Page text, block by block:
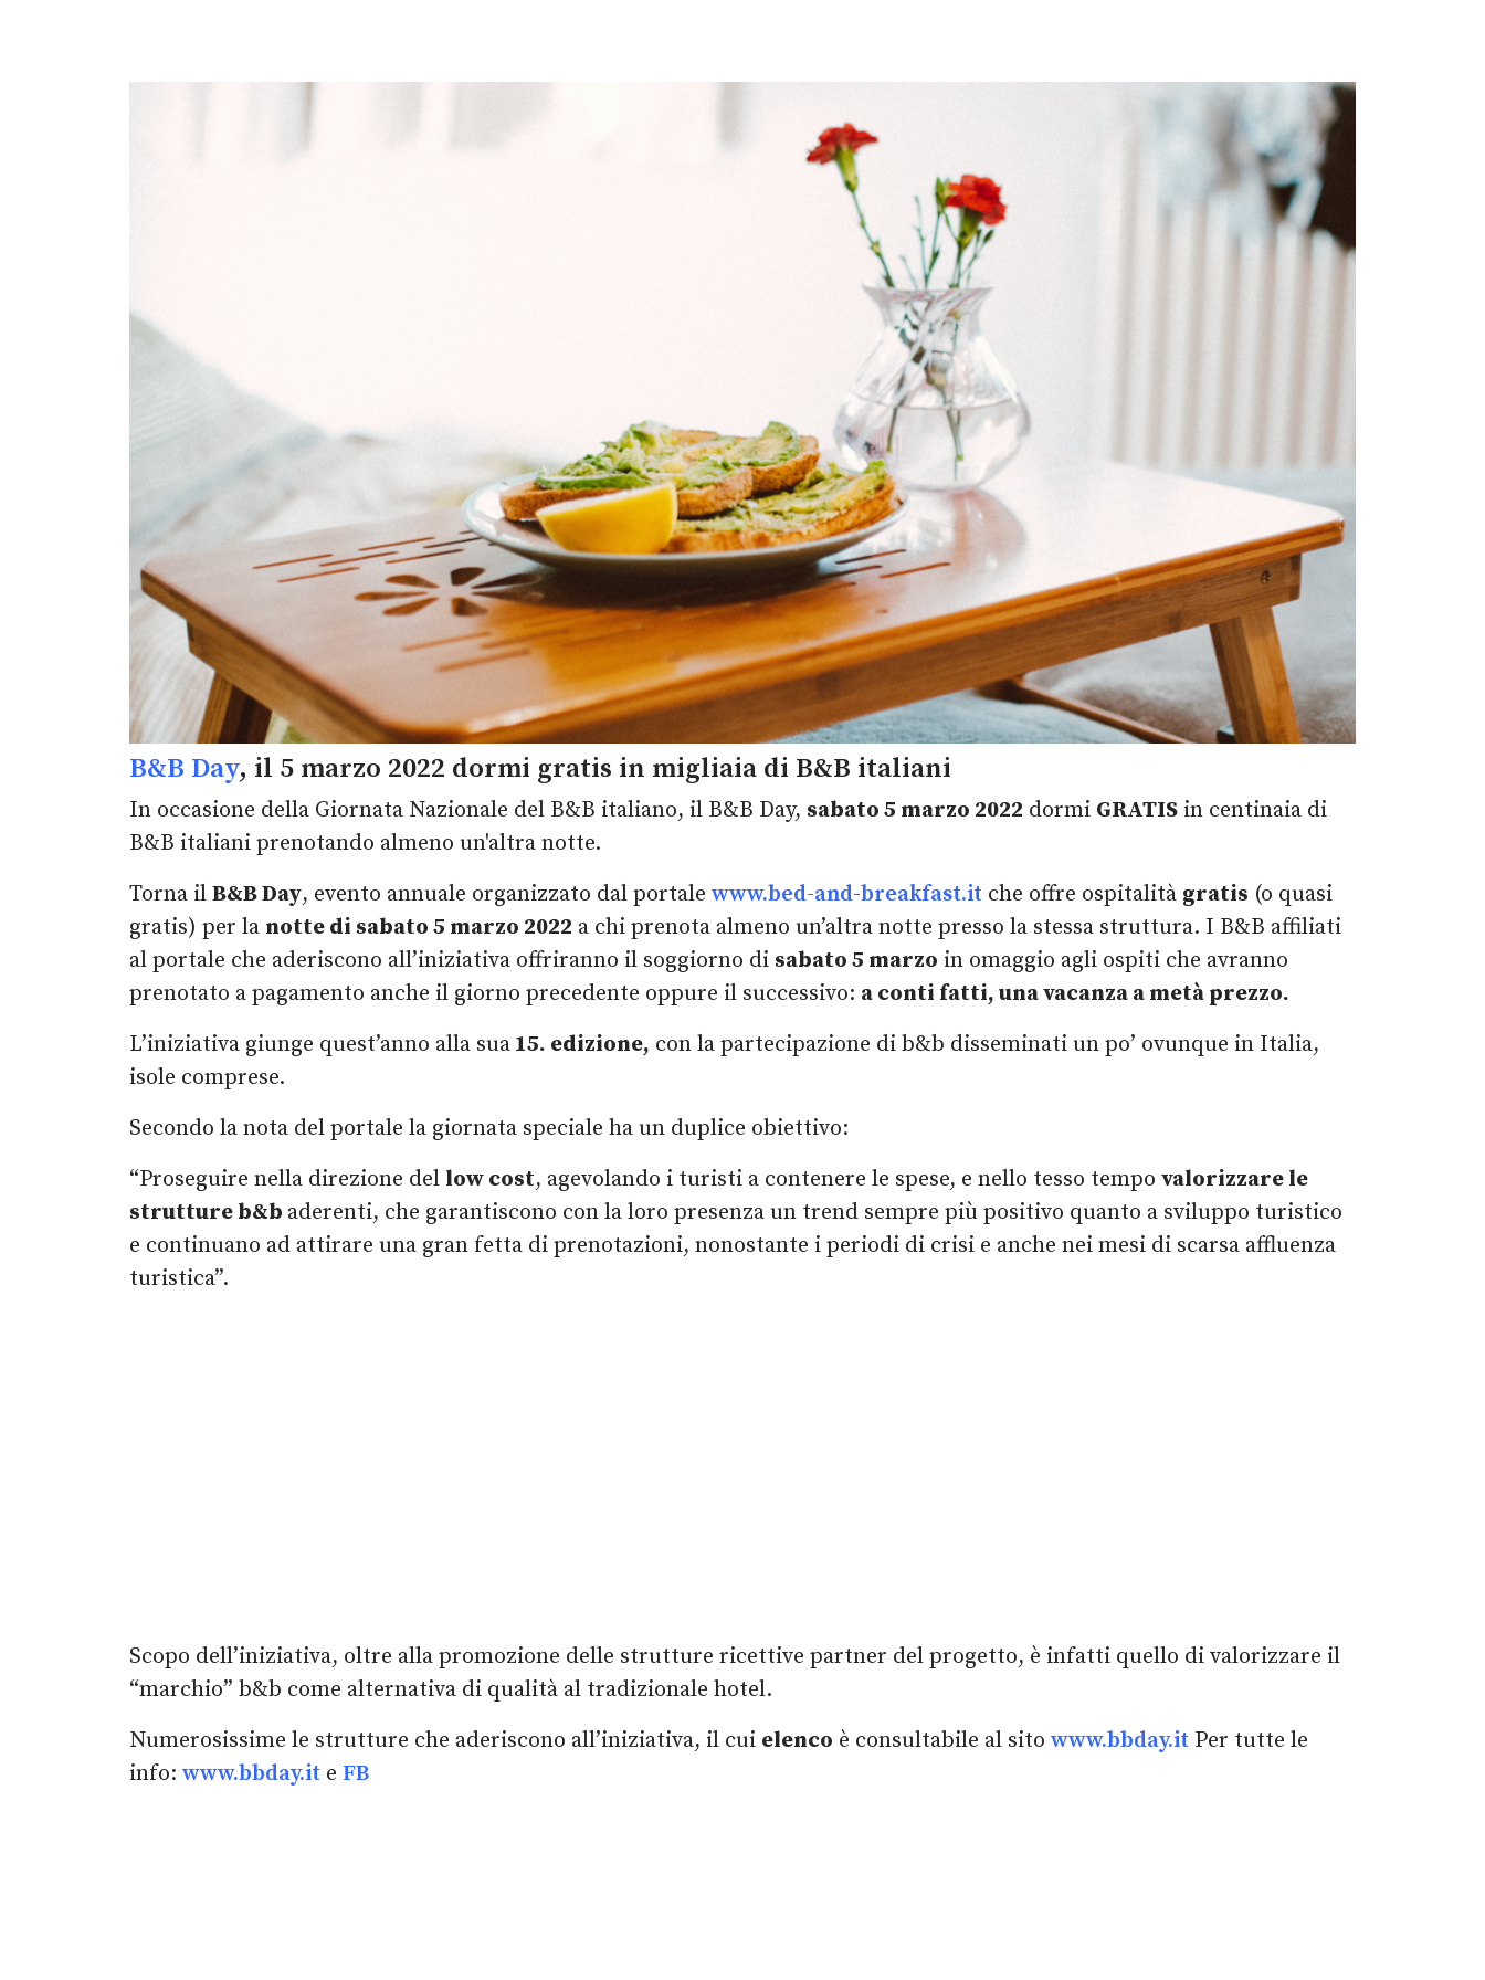
B&B Day, il 5 marzo 2022 dormi gratis in migliaia di B&B italiani
In occasione della Giornata Nazionale del B&B italiano, il B&B Day, sabato 5 marzo 2022 dormi GRATIS in centinaia di
B&B italiani prenotando almeno un'altra notte.
Torna il B&B Day, evento annuale organizzato dal portale www.bed-and-breakfast.it che offre ospitalità gratis (o quasi
gratis) per la notte di sabato 5 marzo 2022 a chi prenota almeno un’altra notte presso la stessa struttura. I B&B affiliati
al portale che aderiscono all’iniziativa offriranno il soggiorno di sabato 5 marzo in omaggio agli ospiti che avranno
prenotato a pagamento anche il giorno precedente oppure il successivo: a conti fatti, una vacanza a metà prezzo.
L’iniziativa giunge quest’anno alla sua 15. edizione, con la partecipazione di b&b disseminati un po’ ovunque in Italia,
isole comprese.
Secondo la nota del portale la giornata speciale ha un duplice obiettivo:
“Proseguire nella direzione del low cost, agevolando i turisti a contenere le spese, e nello tesso tempo valorizzare le
strutture b&b aderenti, che garantiscono con la loro presenza un trend sempre più positivo quanto a sviluppo turistico
e continuano ad attirare una gran fetta di prenotazioni, nonostante i periodi di crisi e anche nei mesi di scarsa affluenza
turistica”.
Scopo dell’iniziativa, oltre alla promozione delle strutture ricettive partner del progetto, è infatti quello di valorizzare il
“marchio” b&b come alternativa di qualità al tradizionale hotel.
Numerosissime le strutture che aderiscono all’iniziativa, il cui elenco è consultabile al sito www.bbday.it Per tutte le
info: www.bbday.it e FB